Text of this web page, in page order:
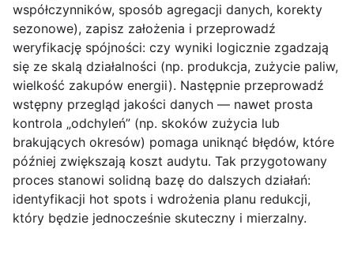
współczynników, sposób agregacji danych, korekty
sezonowe), zapisz założenia i przeprowadź
weryfikację spójności: czy wyniki logicznie zgadzają
się ze skalą działalności (np. produkcja, zużycie paliw,
wielkość zakupów energii). Następnie przeprowadź
wstępny przegląd jakości danych — nawet prosta
kontrola „odchyleń” (np. skoków zużycia lub
brakujących okresów) pomaga uniknąć błędów, które
później zwiększają koszt audytu. Tak przygotowany
proces stanowi solidną bazę do dalszych działań:
identyfikacji hot spots i wdrożenia planu redukcji,
który będzie jednocześnie skuteczny i mierzalny.